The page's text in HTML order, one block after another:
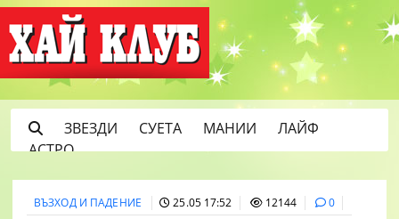
ЗВЕЗДИ СУЕТА МАНИИ
ЛАЙФ
АСТРО
ВЪЗХОД И ПАДЕНИЕ 25.05 17:52 12144 0